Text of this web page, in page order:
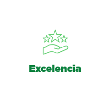
Excelencia